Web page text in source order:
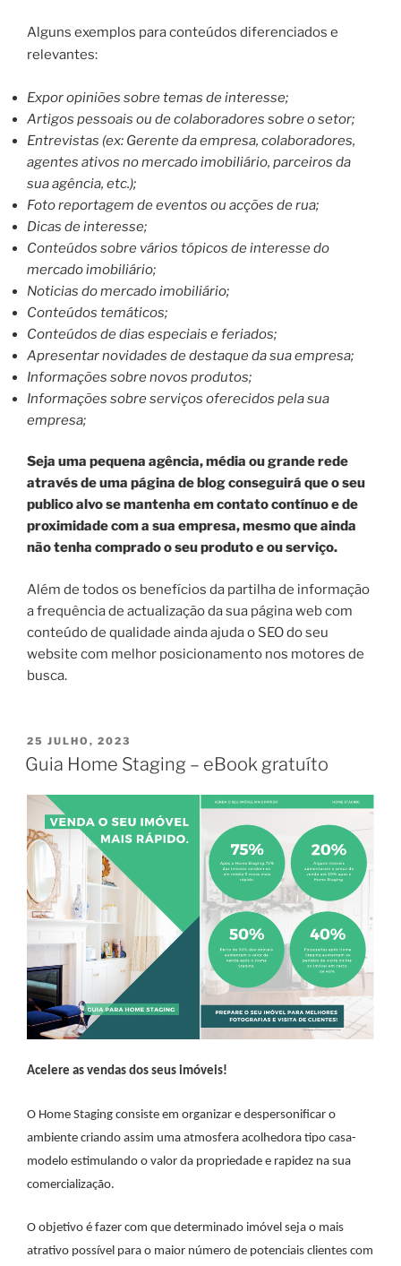
Alguns exemplos para conteúdos diferenciados e
relevantes:
Expor opiniões sobre temas de interesse;
Artigos pessoais ou de colaboradores sobre o setor;
Entrevistas (ex: Gerente da empresa, colaboradores,
agentes ativos no mercado imobiliário, parceiros da
sua agência, etc.);
Foto reportagem de eventos ou acções de rua;
Dicas de interesse;
Conteúdos sobre vários tópicos de interesse do
mercado imobiliário;
Noticias do mercado imobiliário;
Conteúdos temáticos;
Conteúdos de dias especiais e feriados;
Apresentar novidades de destaque da sua empresa;
Informações sobre novos produtos;
Informações sobre serviços oferecidos pela sua
empresa;
Seja uma pequena agência, média ou grande rede
através de uma página de blog conseguirá que o seu
publico alvo se mantenha em contato contínuo e de
proximidade com a sua empresa,mesmo que ainda
não tenha comprado o seu produto e ou serviço.
Além de todos os benefícios da partilha de informação
a frequência de actualização da sua página web com
conteúdo de qualidade ainda ajuda o SEO do seu
website com melhor posicionamento nos motores de
busca.
PUBLICADO
EM
25 JULHO, 2023
Guia Home Staging – eBook gratuíto
Acelere as vendas dos seus imóveis!
O Home Staging consiste em organizar e despersonificar o
ambiente criando assim uma atmosfera acolhedora tipo casa-
modelo estimulando o valor da propriedade e rapidez na sua
comercialização.
O objetivo é fazer com que determinado imóvel seja o mais
atrativo possível para o maior número de potenciais clientes com